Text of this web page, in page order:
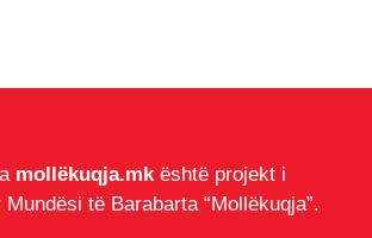
mollëkuqja.mkështë projekt i
të Barabarta “Mollëkuqja”.